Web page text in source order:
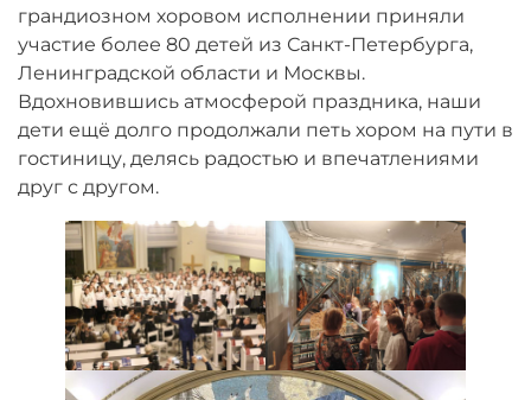
грандиозном хоровом исполнении приняли
участие более 80 детей из Санкт-Петербурга,
Ленинградской области и Москвы.
Вдохновившись атмосферой праздника, наши
дети ещё долго продолжали петь хором на пути в
гостиницу, делясь радостью и впечатлениями
друг с другом.